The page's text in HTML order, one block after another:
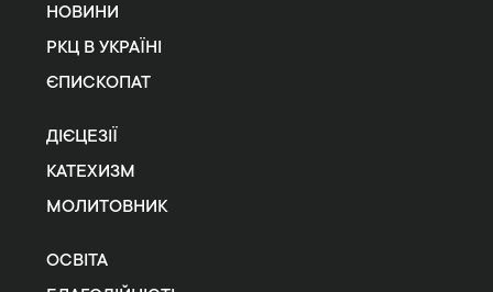
НОВИНИ
РКЦ В УКРАЇНІ
ЄПИСКОПАТ
ДІЄЦЕЗІЇ
КАТЕХИЗМ
МОЛИТОВНИК
ОСВІТА